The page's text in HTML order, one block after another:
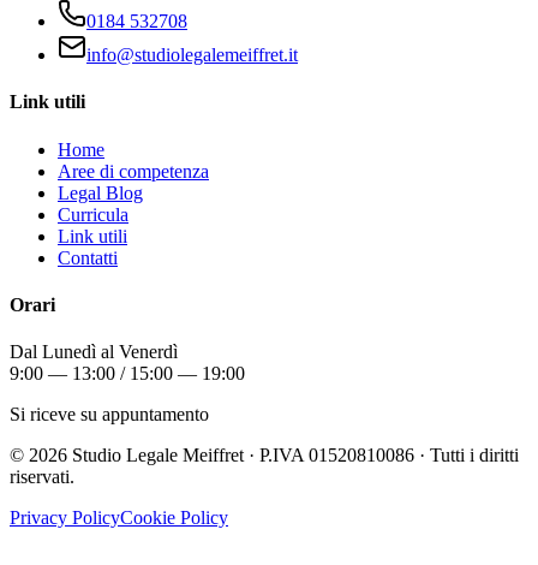
0184 532708
info@studiolegalemeiffret.it
Link utili
Home
Aree di competenza
Legal Blog
Curricula
Link utili
Contatti
Orari
Dal Lunedì al Venerdì
9:00 — 13:00 / 15:00 — 19:00
Si riceve su appuntamento
© 2026 Studio Legale Meiffret · P.IVA 01520810086 · Tutti i diritti
riservati.
Privacy PolicyCookie Policy